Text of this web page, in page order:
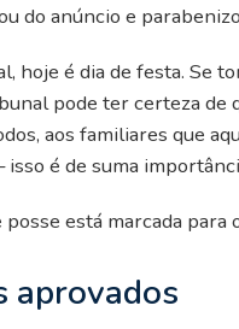
do anúncio e
hoje é dia de festa. Se
pode ter certeza
aos familiares que
isso é de suma
está marcada
aprovados